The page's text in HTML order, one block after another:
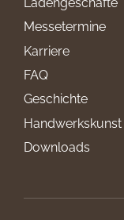
Messetermine
Karriere
FAQ
Geschichte
Handwerkskunst
Downloads